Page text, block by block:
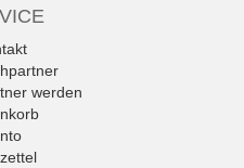
werden